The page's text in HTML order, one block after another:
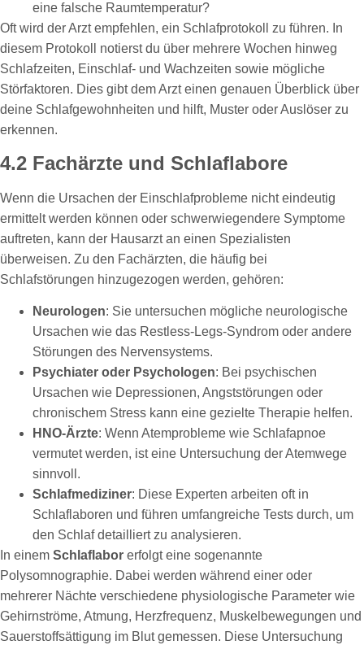
eine falsche Raumtemperatur?
Oft wird der Arzt empfehlen, ein Schlafprotokoll zu führen. In
diesem Protokoll notierst du über mehrere Wochen hinweg
Schlafzeiten, Einschlaf- und Wachzeiten sowie mögliche
Störfaktoren. Dies gibt dem Arzt einen genauen Überblick über
deine Schlafgewohnheiten und hilft, Muster oder Auslöser zu
erkennen.
4.2 Fachärzte und Schlaflabore
Wenn die Ursachen der Einschlafprobleme nicht eindeutig
ermittelt werden können oder schwerwiegendere Symptome
auftreten, kann der Hausarzt an einen Spezialisten
überweisen. Zu den Fachärzten, die häufig bei
Schlafstörungen hinzugezogen werden, gehören:
Neurologen: Sie untersuchen mögliche neurologische
Ursachen wie das Restless-Legs-Syndrom oder andere
Störungen des Nervensystems.
Psychiater oder Psychologen: Bei psychischen
Ursachen wie Depressionen, Angststörungen oder
chronischem Stress kann eine gezielte Therapie helfen.
HNO-Ärzte: Wenn Atemprobleme wie Schlafapnoe
vermutet werden, ist eine Untersuchung der Atemwege
sinnvoll.
Schlafmediziner: Diese Experten arbeiten oft in
Schlaflaboren und führen umfangreiche Tests durch, um
den Schlaf detailliert zu analysieren.
In einem Schlaflabor erfolgt eine sogenannte
Polysomnographie. Dabei werden während einer oder
mehrerer Nächte verschiedene physiologische Parameter wie
Gehirnströme, Atmung, Herzfrequenz, Muskelbewegungen und
Sauerstoffsättigung im Blut gemessen. Diese Untersuchung